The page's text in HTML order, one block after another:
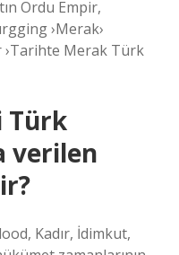
Ordu Empir,
›Merak›
Merak Türk
Türk
verilen
Kadır, İdimkut,